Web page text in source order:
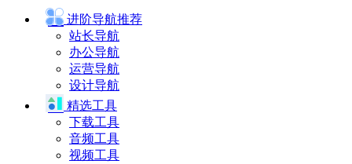
进阶导航推荐
站长导航
办公导航
运营导航
设计导航
精选工具
下载工具
音频工具
视频工具